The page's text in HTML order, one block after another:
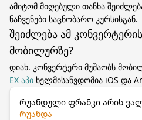
ამიტომ მიღებული თანხა
ნაჩვენები საცნობარო კურსისგან.
შეიძლება ამ
მობილურზე?
დიახ. კონვერტერი მუშაობს
EX აპი ხელმისაწვდომია iOS და
Რუანდული ფრანკი არის
Რუანდა